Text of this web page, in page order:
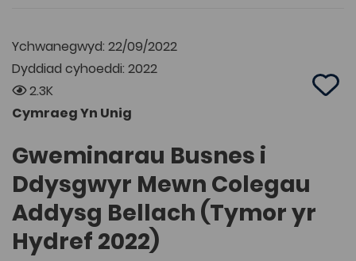
Ychwanegwyd: 22/09/2022
Dyddiad cyhoeddi: 2022
2.3K
Cymraeg Yn Unig
Add
Gweminarau Busnes i
Ddysgwyr Mewn Colegau
Addysg Bellach (Tymor yr
Hydref 2022)